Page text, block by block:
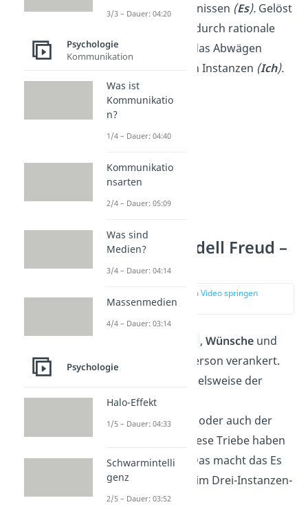
persönlichen Bedürfnissen (Es).Gelöst
wird dieser Konflikt durch rationale
Überlegungen und das Abwägen
zwischen den beiden Instanzen (Ich).
Instanzenmodell Freud –
Es
zur Stelle im Video springen
(00:52)
Im Es sind die , Wünscheund
Bedürfnisse
einer Person verankert.
Dazu gehören beispielsweise der
Überlebenstrieb, die
Nahrungsaufnahme oder auch der
Aggressionstrieb. Diese Triebe haben
wir vonGeburtan. Das macht das Es
zur ältesten Instanz im Drei-Instanzen-
Modell.
3/3 – Dauer: 04:20
Psychologie
Kommunikation
Was ist
Kommunikatio
n?
1/4 – Dauer: 04:40
Kommunikatio
nsarten
2/4 – Dauer: 05:09
Was sind
Medien?
3/4 – Dauer: 04:14
Massenmedien
4/4 – Dauer: 03:14
Psychologie
Halo-Effekt
1/5 – Dauer: 04:33
Schwarmintelli
genz
2/5 – Dauer: 03:52